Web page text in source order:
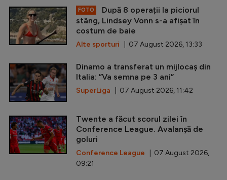
FOTO
După 8 operații la piciorul
stâng, Lindsey Vonn s-a afișat în
costum de baie
Alte sporturi | 07 August 2026, 13:33
Dinamo a transferat un mijlocaș din
Italia: ”Va semna pe 3 ani”
SuperLiga | 07 August 2026, 11:42
Twente a făcut scorul zilei în
Conference League. Avalanșă de
goluri
Conference League | 07 August 2026,
09:21